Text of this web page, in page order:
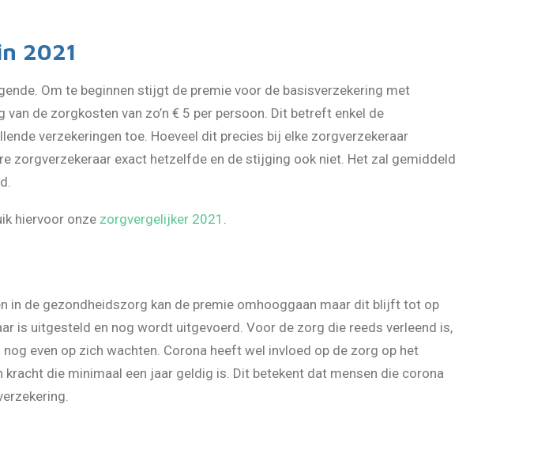
2021
Om te beginnen stijgt de premie voor de basisverzekering met
de zorgkosten van zo’n € 5 per persoon. Dit betreft enkel de
verzekeringen toe. Hoeveel dit precies bij elke zorgverzekeraar
zorgverzekeraar exact hetzelfde en de stijging ook niet. Het zal gemiddeld
hiervoor onze zorgvergelijker 2021 .
in de gezondheidszorg kan de premie omhooggaan maar dit blijft tot op
is uitgesteld en nog wordt uitgevoerd. Voor de zorg die reeds verleend is,
even op zich wachten. Corona heeft wel invloed op de zorg op het
die minimaal een jaar geldig is. Dit betekent dat mensen die corona